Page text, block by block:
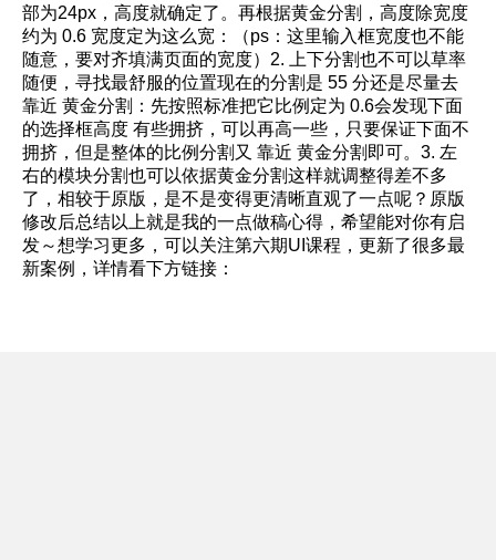
部为24px，高度就确定了。再根据黄金分割，高度除宽度
约为 0.6 宽度定为这么宽：（ps：这里输入框宽度也不能
随意，要对齐填满页面的宽度）2. 上下分割也不可以草率
随便，寻找最舒服的位置现在的分割是 55 分还是尽量去
靠近 黄金分割：先按照标准把它比例定为 0.6会发现下面
的选择框高度 有些拥挤，可以再高一些，只要保证下面不
拥挤，但是整体的比例分割又 靠近 黄金分割即可。3. 左
右的模块分割也可以依据黄金分割这样就调整得差不多
了，相较于原版，是不是变得更清晰直观了一点呢？原版
修改后总结以上就是我的一点做稿心得，希望能对你有启
发～想学习更多，可以关注第六期UI课程，更新了很多最
新案例，详情看下方链接：